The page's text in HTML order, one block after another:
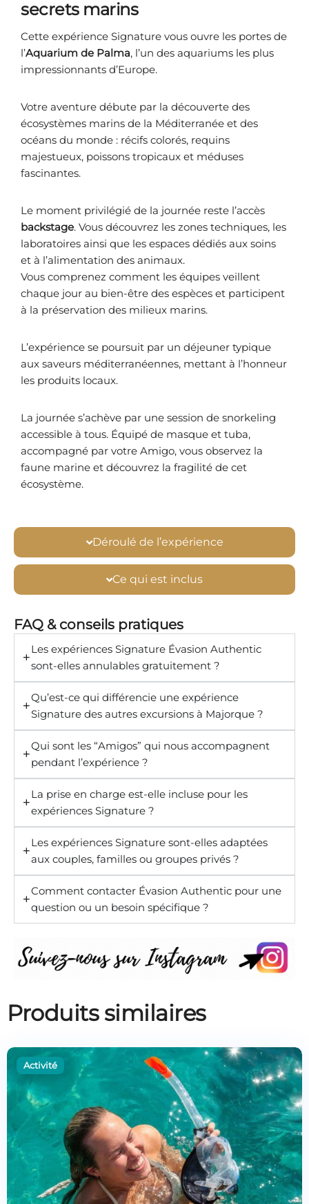
secrets marins
Cette expérience Signature vous ouvre les portes de
l’Aquarium de Palma, l’un des aquariums les plus
impressionnants d’Europe.
Votre aventure débute par la découverte des
écosystèmes marins de la Méditerranée et des
océans du monde : récifs colorés, requins
majestueux, poissons tropicaux et méduses
fascinantes.
Le moment privilégié de la journée reste l’accès
backstage. Vous découvrez les zones techniques, les
laboratoires ainsi que les espaces dédiés aux soins
et à l’alimentation des animaux.
Vous comprenez comment les équipes veillent
chaque jour au bien-être des espèces et participent
à la préservation des milieux marins.
L’expérience se poursuit par un déjeuner typique
aux saveurs méditerranéennes, mettant à l’honneur
les produits locaux.
La journée s’achève par une session de snorkeling
accessible à tous. Équipé de masque et tuba,
accompagné par votre Amigo, vous observez la
faune marine et découvrez la fragilité de cet
écosystème.
Déroulé de l’expérience
Ce qui est inclus
FAQ & conseils pratiques
Les expériences Signature Évasion Authentic
sont-elles annulables gratuitement ?
Qu’est-ce qui différencie une expérience
Signature des autres excursions à Majorque ?
Qui sont les “Amigos” qui nous accompagnent
pendant l’expérience ?
La prise en charge est-elle incluse pour les
expériences Signature ?
Les expériences Signature sont-elles adaptées
aux couples, familles ou groupes privés ?
Comment contacter Évasion Authentic pour une
question ou un besoin spécifique ?
Produits similaires